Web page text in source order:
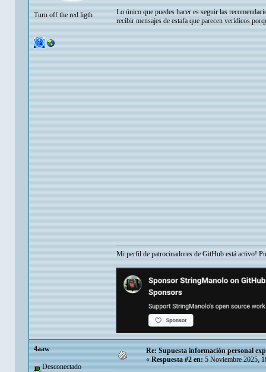
Turn off the red ligth
Lo único que puedes hacer es seguir las
recibir mensajes de estafa que parecen verídicos
Mi perfil de patrocinadores de GitHub está activo!
4aaw
Desconectado
Re: Supuesta información personal
«Respuesta #2 en:5 Noviembre 2025,